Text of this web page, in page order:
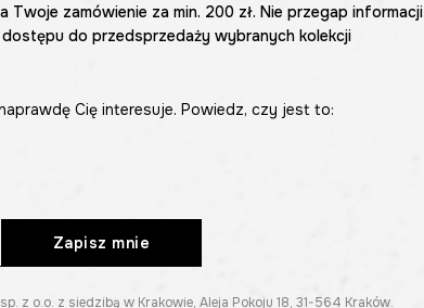
zamówienie za min. 200 zł. Nie przegap informacji
do przedsprzedaży wybranych kolekcji
Cię interesuje. Powiedz, czy jest to:
Zapisz mnie
o.o. z siedzibą w Krakowie, Aleja Pokoju 18, 31-564 Kraków.